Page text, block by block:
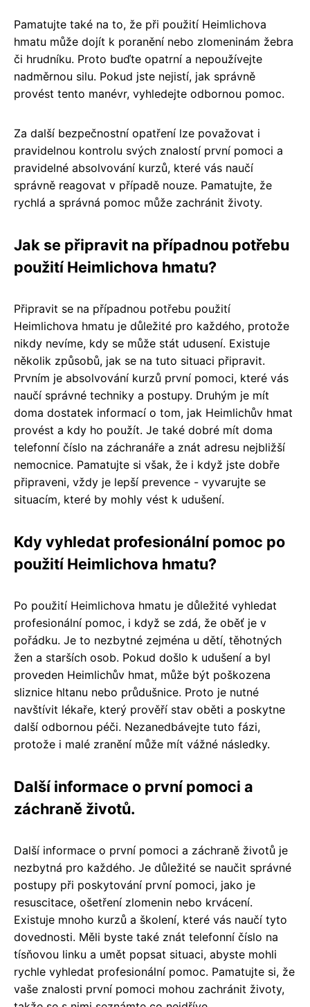
Pamatujte také na to, že při použití Heimlichova
hmatu může dojít k poranění nebo zlomeninám žebra
či hrudníku. Proto buďte opatrní a nepoužívejte
nadměrnou silu. Pokud jste nejistí, jak správně
provést tento manévr, vyhledejte odbornou pomoc.
Za další bezpečnostní opatření lze považovat i
pravidelnou kontrolu svých znalostí první pomoci a
pravidelné absolvování kurzů, které vás naučí
správně reagovat v případě nouze. Pamatujte, že
rychlá a správná pomoc může zachránit životy.
Jak se připravit na případnou potřebu
použití Heimlichova hmatu?
Připravit se na případnou potřebu použití
Heimlichova hmatu je důležité pro každého, protože
nikdy nevíme, kdy se může stát udusení. Existuje
několik způsobů, jak se na tuto situaci připravit.
Prvním je absolvování kurzů první pomoci, které vás
naučí správné techniky a postupy. Druhým je mít
doma dostatek informací o tom, jak Heimlichův hmat
provést a kdy ho použít. Je také dobré mít doma
telefonní číslo na záchranáře a znát adresu nejbližší
nemocnice. Pamatujte si však, že i když jste dobře
připraveni, vždy je lepší prevence - vyvarujte se
situacím, které by mohly vést k udušení.
Kdy vyhledat profesionální pomoc po
použití Heimlichova hmatu?
Po použití Heimlichova hmatu je důležité vyhledat
profesionální pomoc, i když se zdá, že oběť je v
pořádku. Je to nezbytné zejména u dětí, těhotných
žen a starších osob. Pokud došlo k udušení a byl
proveden Heimlichův hmat, může být poškozena
sliznice hltanu nebo průdušnice. Proto je nutné
navštívit lékaře, který prověří stav oběti a poskytne
další odbornou péči. Nezanedbávejte tuto fázi,
protože i malé zranění může mít vážné následky.
Další informace o první pomoci a
záchraně životů.
Další informace o první pomoci a záchraně životů je
nezbytná pro každého. Je důležité se naučit správné
postupy při poskytování první pomoci, jako je
resuscitace, ošetření zlomenin nebo krvácení.
Existuje mnoho kurzů a školení, které vás naučí tyto
dovednosti. Měli byste také znát telefonní číslo na
tísňovou linku a umět popsat situaci, abyste mohli
rychle vyhledat profesionální pomoc. Pamatujte si, že
vaše znalosti první pomoci mohou zachránit životy,